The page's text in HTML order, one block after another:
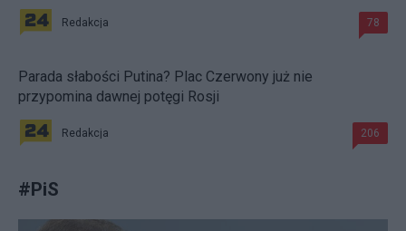
Redakcja 78
Parada słabości Putina? Plac Czerwony już nie
przypomina dawnej potęgi Rosji
Redakcja 206
#PiS